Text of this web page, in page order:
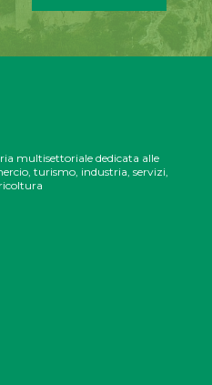
multisettoriale dedicata alle
turismo, industria, servizi,